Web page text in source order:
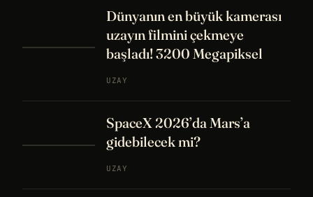
Dünyanın en büyük kamerası
uzayın filmini çekmeye
başladı! 3200 Megapiksel
UZAY
SpaceX 2026’da Mars’a
gidebilecek mi?
UZAY